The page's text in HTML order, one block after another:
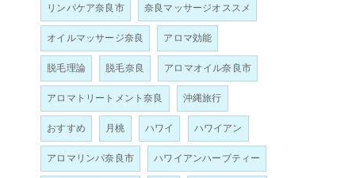
リンパケア奈良市 奈良マッサージオススメ
オイルマッサージ奈良 アロマ効能
脱毛理論 脱毛奈良 アロマオイル奈良市
アロマトリートメント奈良 沖縄旅行
おすすめ 月桃 ハワイ ハワイアン
アロマリンパ奈良市 ハワイアンハーブティー